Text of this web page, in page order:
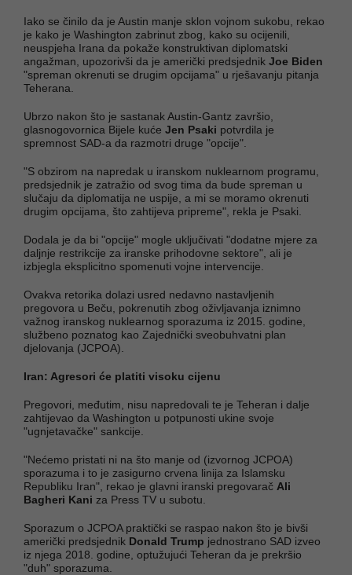
Iako se činilo da je Austin manje sklon vojnom sukobu, rekao
je kako je Washington zabrinut zbog, kako su ocijenili,
neuspjeha Irana da pokaže konstruktivan diplomatski
angažman, upozorivši da je američki predsjednik Joe Biden
"spreman okrenuti se drugim opcijama" u rješavanju pitanja
Teherana.
Ubrzo nakon što je sastanak Austin-Gantz završio,
glasnogovornica Bijele kuće Jen Psaki potvrdila je
spremnost SAD-a da razmotri druge "opcije".
"S obzirom na napredak u iranskom nuklearnom programu,
predsjednik je zatražio od svog tima da bude spreman u
slučaju da diplomatija ne uspije, a mi se moramo okrenuti
drugim opcijama, što zahtijeva pripreme", rekla je Psaki.
Dodala je da bi "opcije" mogle uključivati ​​"dodatne mjere za
daljnje restrikcije za iranske prihodovne sektore", ali je
izbjegla eksplicitno spomenuti vojne intervencije.
Ovakva retorika dolazi usred nedavno nastavljenih
pregovora u Beču, pokrenutih zbog oživljavanja iznimno
važnog iranskog nuklearnog sporazuma iz 2015. godine,
službeno poznatog kao Zajednički sveobuhvatni plan
djelovanja (JCPOA).
Iran: Agresori će platiti visoku cijenu
Pregovori, međutim, nisu napredovali te je Teheran i dalje
zahtijevao da Washington u potpunosti ukine svoje
"ugnjetavačke" sankcije.
"Nećemo pristati ni na što manje od (izvornog JCPOA)
sporazuma i to je zasigurno crvena linija za Islamsku
Republiku Iran", rekao je glavni iranski pregovarač Ali
Bagheri Kani za Press TV u subotu.
Sporazum o JCPOA praktički se raspao nakon što je bivši
američki predsjednik Donald Trump jednostrano SAD izveo
iz njega 2018. godine, optužujući Teheran da je prekršio
"duh" sporazuma.